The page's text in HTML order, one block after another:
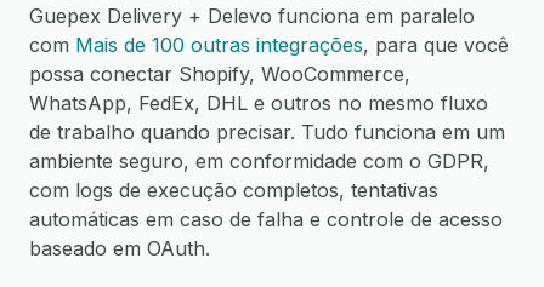
Guepex Delivery + Delevo funciona em paralelo
com Mais de 100 outras integrações, para que você
possa conectar Shopify, WooCommerce,
WhatsApp, FedEx, DHL e outros no mesmo fluxo
de trabalho quando precisar. Tudo funciona em um
ambiente seguro, em conformidade com o GDPR,
com logs de execução completos, tentativas
automáticas em caso de falha e controle de acesso
baseado em OAuth.